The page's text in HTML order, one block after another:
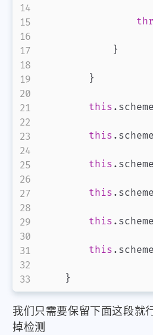
}
}
this .
this .
this .
this .
this .
this .
}
我们只需要保留下面这段就
掉检测